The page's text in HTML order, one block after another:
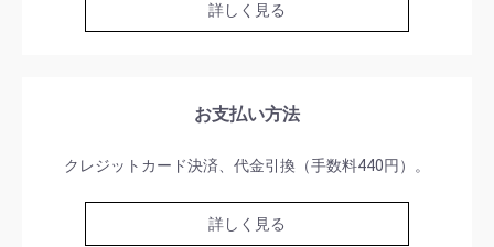
詳しく見る
お支払い方法
クレジットカード決済、代金引換（手数料440円）。
詳しく見る